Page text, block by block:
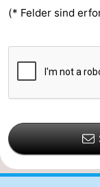
(* Felder sind